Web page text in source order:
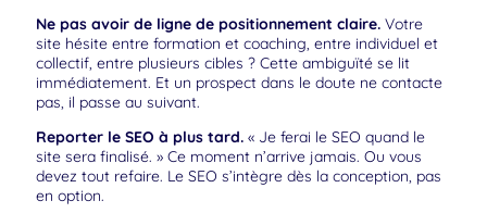
Ne pas avoir de ligne de positionnement claire. Votre
site hésite entre formation et coaching, entre individuel et
collectif, entre plusieurs cibles ? Cette ambiguïté se lit
immédiatement. Et un prospect dans le doute ne contacte
pas, il passe au suivant.
Reporter le SEO à plus tard. « Je ferai le SEO quand le
site sera finalisé. » Ce moment n’arrive jamais. Ou vous
devez tout refaire. Le SEO s’intègre dès la conception, pas
en option.